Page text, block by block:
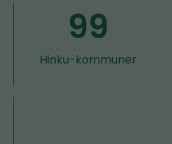
99
Hinku-kommuner